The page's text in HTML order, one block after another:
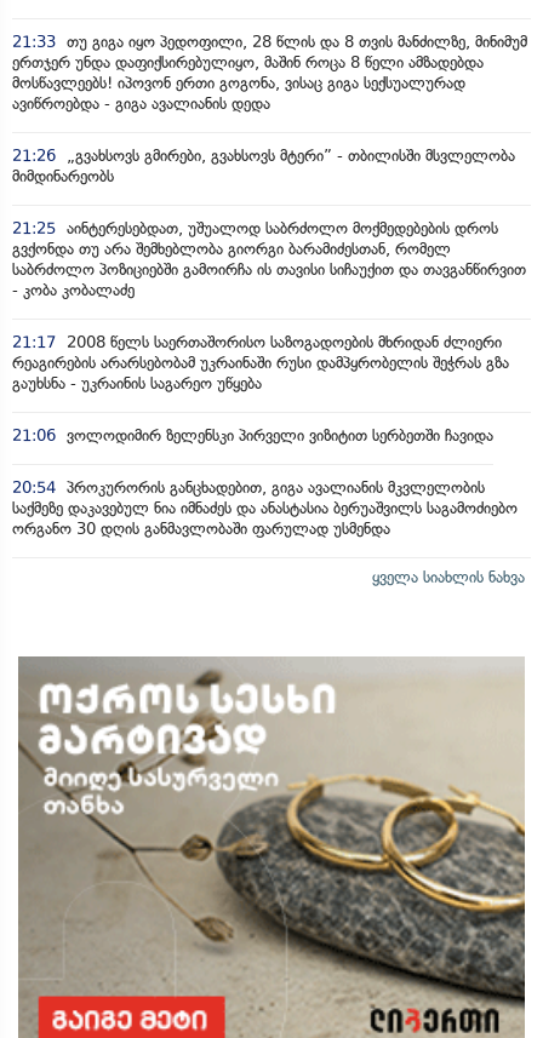
21:33 თუ გიგა იყო პედოფილი, 28 წლის და 8 თვის მანძილზე, მინიმუმ
ერთჯერ უნდა დაფიქსირებულიყო, მაშინ როცა 8 წელი ამზადებდა
მოსწავლეებს! იპოვონ ერთი გოგონა, ვისაც გიგა სექსუალურად
ავიწროებდა - გიგა ავალიანის დედა
21:26
„გვახსოვს გმირები, გვახსოვს მტერი” - თბილისში მსვლელობა
მიმდინარეობს
21:25 აინტერესებდათ, უშუალოდ საბრძოლო მოქმედებების დროს
გვქონდა თუ არა შემხებლობა გიორგი ბარამიძესთან, რომელ
საბრძოლო პოზიციებში გამოირჩა ის თავისი სიჩაუქით და თავგანწირვით
- კობა კობალაძე
21:17
2008 წელს საერთაშორისო საზოგადოების მხრიდან ძლიერი
რეაგირების არარსებობამ უკრაინაში რუსი დამპყრობელის შეჭრას გზა
გაუხსნა - უკრაინის საგარეო უწყება
21:06 ვოლოდიმირ ზელენსკი პირველი ვიზიტით სერბეთში ჩავიდა
20:54 პროკურორის განცხადებით, გიგა ავალიანის მკვლელობის
საქმეზე დაკავებულ ნია იმნაძეს და ანასტასია ბერუაშვილს საგამოძიებო
ორგანო 30 დღის განმავლობაში ფარულად უსმენდა
ყველა სიახლის ნახვა